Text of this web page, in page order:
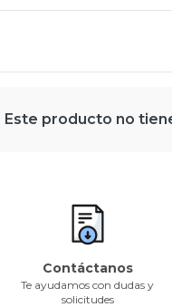
Este producto no
Contáctanos
Te ayudamos con dudas y
solicitudes